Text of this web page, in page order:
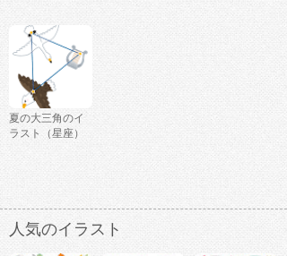
夏の大三角のイ
ラスト（星座）
人気のイラスト